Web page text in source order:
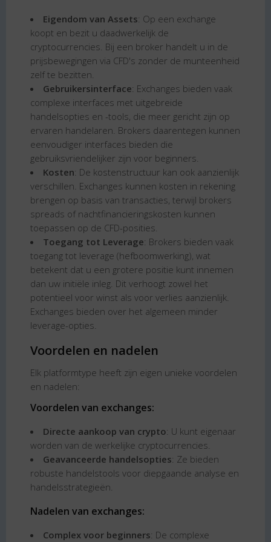
Eigendom van Assets: Op een exchange
koopt en bezit u daadwerkelijk de
cryptocurrencies. Bij een broker handelt u in de
prijsbewegingen via CFD's zonder de munteenheid
zelf te bezitten.
Gebruikersinterface: Exchanges bieden vaak
complexe interfaces met uitgebreide
handelsopties en -tools, die meer gericht zijn op
ervaren handelaren. Brokers daarentegen kunnen
eenvoudiger interfaces bieden die
gebruiksvriendelijker zijn voor beginners.
Kosten: De kostenstructuur kan ook aanzienlijk
verschillen. Exchanges kunnen kosten in rekening
brengen op basis van transacties, terwijl brokers
spreads of nachtfinancieringskosten kunnen
toepassen op de CFD-posities.
Toegang tot Leverage: Brokers bieden vaak
toegang tot leverage (hefboomwerking), wat
betekent dat u een grotere positie kunt innemen
dan uw initiële inleg. Dit verhoogt zowel het
potentieel voor winst als voor verlies aanzienlijk.
Exchanges bieden over het algemeen minder
leverage-opties.
Voordelen en nadelen
Elk platformtype heeft zijn eigen unieke voordelen
en nadelen:
Voordelen van exchanges:
Directe aankoop van crypto: U kunt eigenaar
worden van de werkelijke cryptocurrencies.
Geavanceerde handelsopties: Ze bieden
robuste handelstools voor diepgaande analyse en
handelsstrategieën.
Nadelen van exchanges:
Complex voor beginners: De complexe